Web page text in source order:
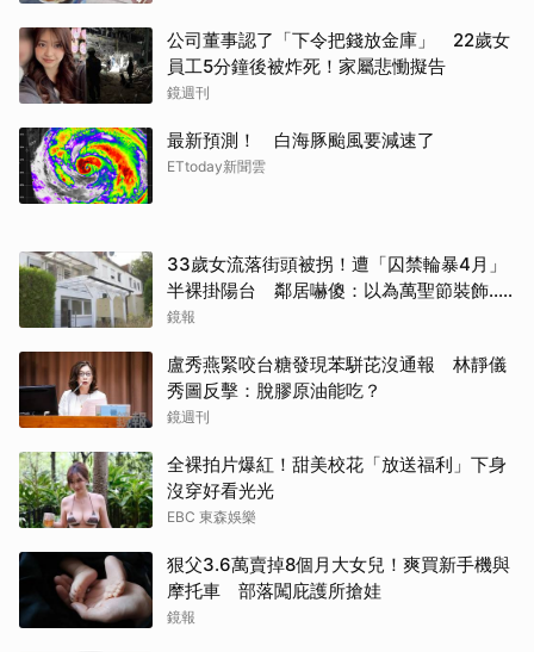
公司董事認了「下令把錢放金庫」 22歲女
員工5分鐘後被炸死！家屬悲慟擬告
鏡週刊
最新預測！ 白海豚颱風要減速了
ETtoday新聞雲
33歲女流落街頭被拐！遭「囚禁輪暴4月」
半裸掛陽台 鄰居嚇傻：以為萬聖節裝飾...
主謀竟與妻小同住
鏡報
盧秀燕緊咬台糖發現苯駢芘沒通報 林靜儀
秀圖反擊：脫膠原油能吃？
鏡週刊
全裸拍片爆紅！甜美校花「放送福利」下身
沒穿好看光光
EBC 東森娛樂
狠父3.6萬賣掉8個月大女兒！爽買新手機與
摩托車 部落闖庇護所搶娃
鏡報